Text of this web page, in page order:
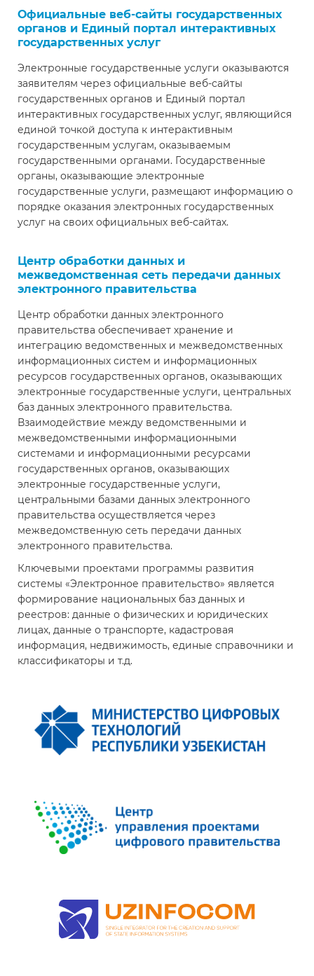
Официальные веб-сайты государственных
органов и Единый портал интерактивных
государственных услуг
Электронные государственные услуги оказываются
заявителям через официальные веб-сайты
государственных органов и Единый портал
интерактивных государственных услуг, являющийся
единой точкой доступа к интерактивным
государственным услугам, оказываемым
государственными органами. Государственные
органы, оказывающие электронные
государственные услуги, размещают информацию о
порядке оказания электронных государственных
услуг на своих официальных веб-сайтах.
Центр обработки данных и
межведомственная сеть передачи данных
электронного правительства
Центр обработки данных электронного
правительства обеспечивает хранение и
интеграцию ведомственных и межведомственных
информационных систем и информационных
ресурсов государственных органов, оказывающих
электронные государственные услуги, центральных
баз данных электронного правительства.
Взаимодействие между ведомственными и
межведомственными информационными
системами и информационными ресурсами
государственных органов, оказывающих
электронные государственные услуги,
центральными базами данных электронного
правительства осуществляется через
межведомственную сеть передачи данных
электронного правительства.
Ключевыми проектами программы развития
системы «Электронное правительство» является
формирование национальных баз данных и
реестров: данные о физических и юридических
лицах, данные о транспорте, кадастровая
информация, недвижимость, единые справочники и
классификаторы и т.д.